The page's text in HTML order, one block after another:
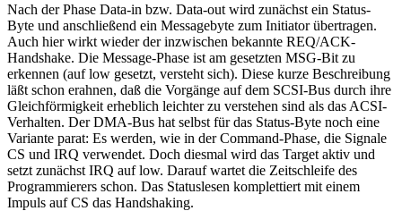
Nach der Phase Data-in bzw. Data-out wird zunächst ein Status-
Byte und anschließend ein Messagebyte zum Initiator übertragen.
Auch hier wirkt wieder der inzwischen bekannte REQ/ACK-
Handshake. Die Message-Phase ist am gesetzten MSG-Bit zu
erkennen (auf low gesetzt, versteht sich). Diese kurze Beschreibung
läßt schon erahnen, daß die Vorgänge auf dem SCSI-Bus durch ihre
Gleichförmigkeit erheblich leichter zu verstehen sind als das ACSI-
Verhalten. Der DMA-Bus hat selbst für das Status-Byte noch eine
Variante parat: Es werden, wie in der Command-Phase, die Signale
CS und IRQ verwendet. Doch diesmal wird das Target aktiv und
setzt zunächst IRQ auf low. Darauf wartet die Zeitschleife des
Programmierers schon. Das Statuslesen komplettiert mit einem
Impuls auf CS das Handshaking.